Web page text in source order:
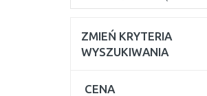
ZMIEŃ KRYTERIA
WYSZUKIWANIA
CENA